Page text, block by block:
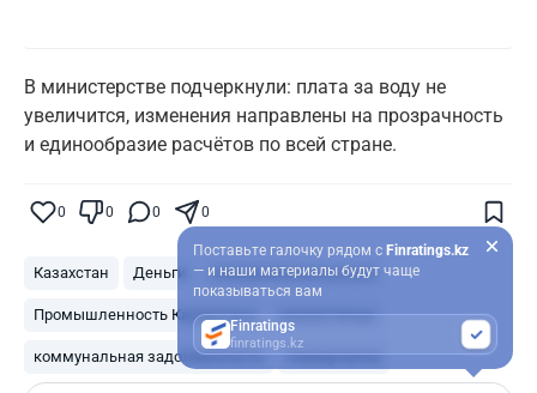
В министерстве подчеркнули: плата за воду не
увеличится, изменения направлены на прозрачность
и единообразие расчётов по всей стране.
0 0 0 0
Казахстан Деньги коммунальные услуги
Промышленность Казахстана казахстанцы
коммунальная задолженность коммуналка
Поставьте галочку рядом с Finratings.kz
— и наши материалы будут чаще
показываться вам
Finratings
finratings.kz